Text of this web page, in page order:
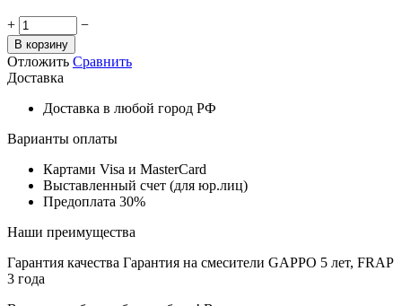
+ −
В корзину
Отложить Сравнить
Доставка
Доставка в любой город РФ
Варианты оплаты
Картами Visa и MasterCard
Выставленный счет (для юр.лиц)
Предоплата 30%
Наши преимущества
Гарантия качества Гарантия на смесители GAPPO 5 лет, FRAP
3 года